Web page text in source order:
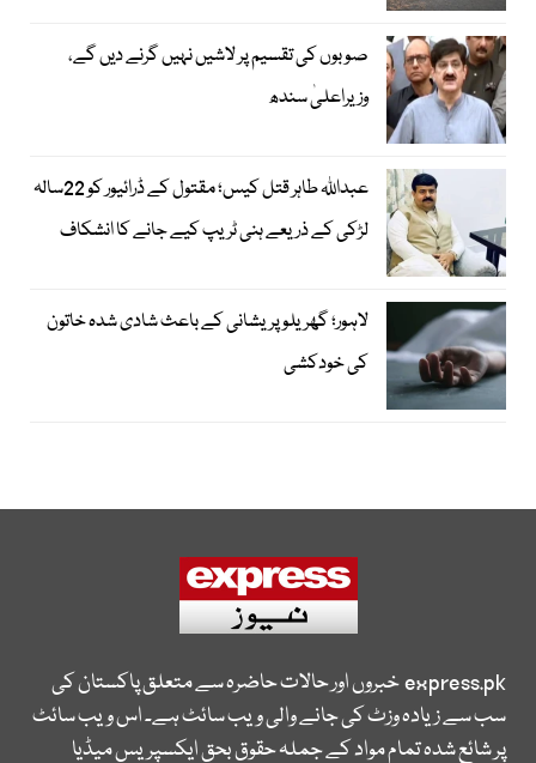
صوبوں کی تقسیم پر لاشیں نہیں گرنے دیں گے،
وزیراعلیٰ سندھ
عبداللہ طاہر قتل کیس؛ مقتول کے ڈرائیور کو 22سالہ
لڑکی کے ذریعے ہنی ٹریپ کیے جانے کا انشکاف
لاہور؛ گھریلو پریشانی کے باعث شادی شدہ خاتون
کی خودکشی
express.pkخبروں اور حالات حاضرہ سے متعلق پاکستان کی
سب سے زیادہ وزٹ کی جانے والی ویب سائٹ ہے۔ اس ویب سائٹ
پر شائع شدہ تمام مواد کے جملہ حقوق بحق ایکسپریس میڈیا